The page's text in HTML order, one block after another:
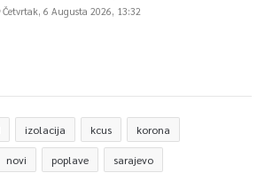
Četvrtak, 6 Augusta 2026, 13:32
izolacija kcus korona
novi poplave sarajevo